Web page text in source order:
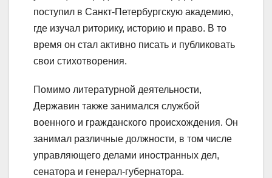
поступил в Санкт-Петербургскую академию,
где изучал риторику, историю и право. В то
время он стал активно писать и публиковать
свои стихотворения.
Помимо литературной деятельности,
Державин также занимался службой
военного и гражданского происхождения. Он
занимал различные должности, в том числе
управляющего делами иностранных дел,
сенатора и генерал-губернатора.